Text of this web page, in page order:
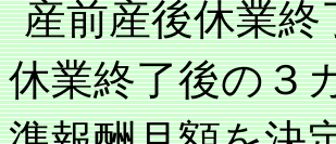
産前産後休業
休業終了後の３